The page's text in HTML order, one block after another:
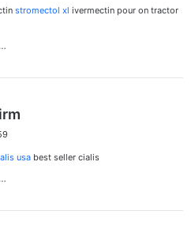
stromectol xl ivermectin pour on tractor
usa best seller cialis